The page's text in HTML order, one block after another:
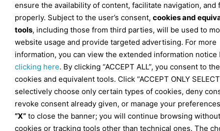
ensure the availability of content, facilitate navigation, and
properly. Subject to the user’s consent, cookies and
tools, including those from third parties, will be used to
website usage and provide targeted advertising. For more
information, you can view the extended information notice
clicking here. By clicking “ACCEPT ALL”, you consent to
cookies and equivalent tools. Click “ACCEPT ONLY
selectively choose only certain types of cookies, deny
revoke consent already given, or manage your
“X” to close the banner; you will continue browsing without
cookies or tracking tools other than technical ones. The